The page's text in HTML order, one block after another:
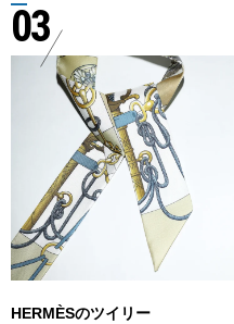
03
HERMÈSのツイリー